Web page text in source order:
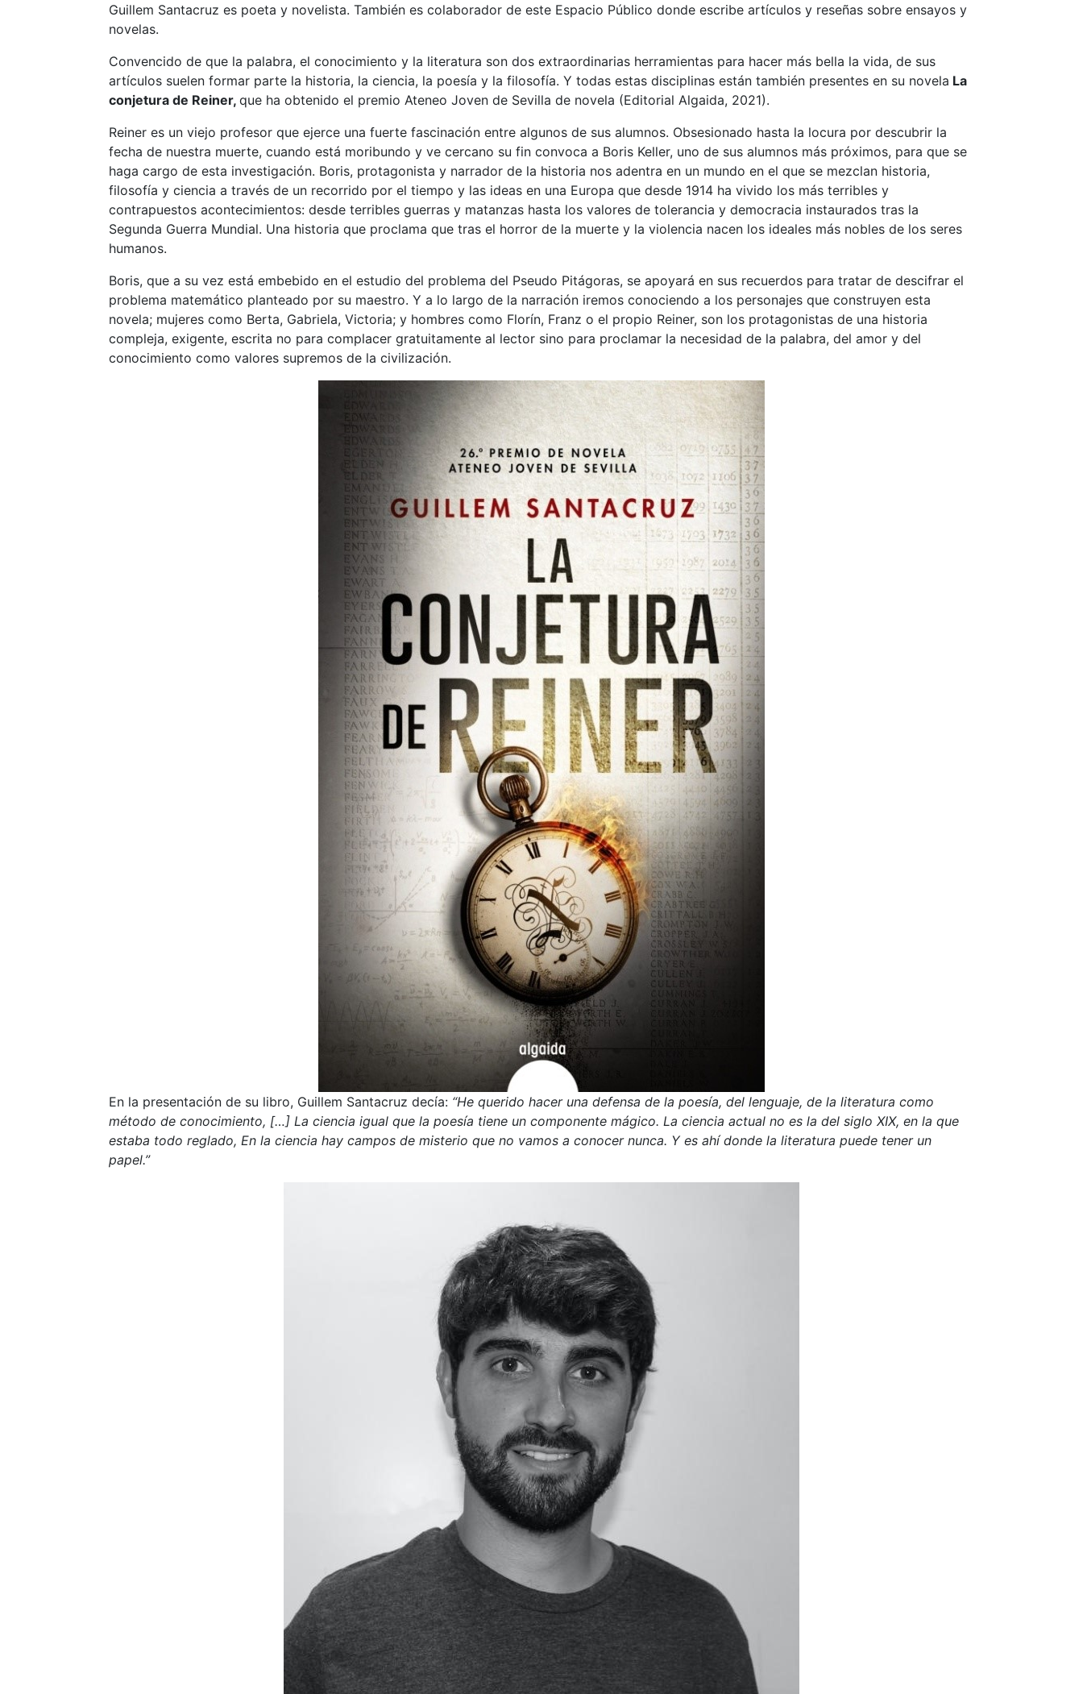
Guillem Santacruz es poeta y novelista. También es colaborador de este Espacio Público donde escribe artículos y reseñas sobre ensayos y
novelas.
Convencido de que la palabra, el conocimiento y la literatura son dos extraordinarias herramientas para hacer más bella la vida, de sus
artículos suelen formar parte la historia, la ciencia, la poesía y la filosofía. Y todas estas disciplinas están también presentes en su novela La
conjetura de Reiner, que ha obtenido el premio Ateneo Joven de Sevilla de novela (Editorial Algaida, 2021).
Reiner es un viejo profesor que ejerce una fuerte fascinación entre algunos de sus alumnos. Obsesionado hasta la locura por descubrir la
fecha de nuestra muerte, cuando está moribundo y ve cercano su fin convoca a Boris Keller, uno de sus alumnos más próximos, para que se
haga cargo de esta investigación. Boris, protagonista y narrador de la historia nos adentra en un mundo en el que se mezclan historia,
filosofía y ciencia a través de un recorrido por el tiempo y las ideas en una Europa que desde 1914 ha vivido los más terribles y
contrapuestos acontecimientos: desde terribles guerras y matanzas hasta los valores de tolerancia y democracia instaurados tras la
Segunda Guerra Mundial. Una historia que proclama que tras el horror de la muerte y la violencia nacen los ideales más nobles de los seres
humanos.
Boris, que a su vez está embebido en el estudio del problema del Pseudo Pitágoras, se apoyará en sus recuerdos para tratar de descifrar el
problema matemático planteado por su maestro. Y a lo largo de la narración iremos conociendo a los personajes que construyen esta
novela; mujeres como Berta, Gabriela, Victoria; y hombres como Florín, Franz o el propio Reiner, son los protagonistas de una historia
compleja, exigente, escrita no para complacer gratuitamente al lector sino para proclamar la necesidad de la palabra, del amor y del
conocimiento como valores supremos de la civilización.
En la presentación de su libro, Guillem Santacruz decía: “He querido hacer una defensa de la poesía, del lenguaje, de la literatura como
método de conocimiento, […] La ciencia igual que la poesía tiene un componente mágico. La ciencia actual no es la del siglo XIX, en la que
estaba todo reglado, En la ciencia hay campos de misterio que no vamos a conocer nunca. Y es ahí donde la literatura puede tener un
papel.”